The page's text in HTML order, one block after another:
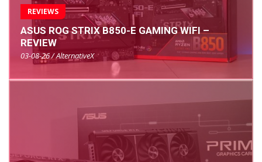
REVIEWS
ASUS ROG STRIX B850-E GAMING WIFI –
REVIEW
03-08-26 / AlternativeX